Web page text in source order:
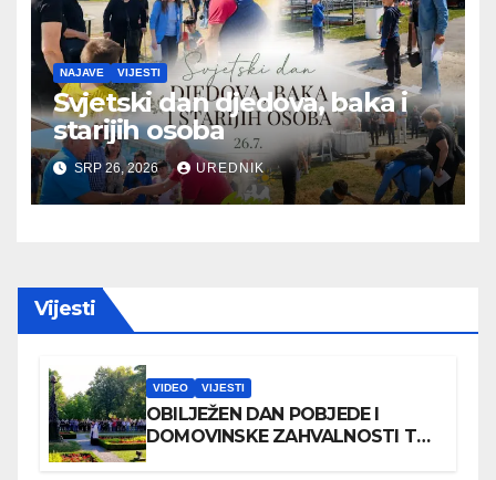
NAJAVE VIJESTI
Svjetski dan djedova, baka i
starijih osoba
SRP 26, 2026 UREDNIK
Vijesti
VIDEO VIJESTI
OBILJEŽEN DAN POBJEDE I
DOMOVINSKE ZAHVALNOSTI TE